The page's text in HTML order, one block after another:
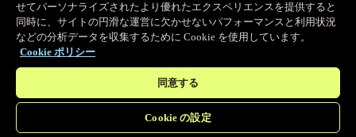
Object Storage
送信量ゼロで大容量ファイルにエッジで直接アクセス
プログラマブルキャッシュ
せてパーソナライズされたより優れたエクスペリエンスを提供すると
同時に、サイトの円滑な運営に欠かせないパフォーマンスと利用状況
などの分析データを収集するために Cookie を使用しています。
Cookie ポリシー
同意する
Cookie の設定